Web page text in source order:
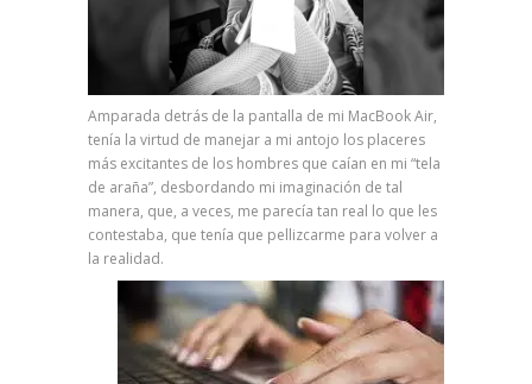
Amparada detrás de la pantalla de mi MacBook Air,
tenía la virtud de manejar a mi antojo los placeres
más excitantes de los hombres que caían en mi “tela
de araña”, desbordando mi imaginación de tal
manera, que, a veces, me parecía tan real lo que les
contestaba, que tenía que pellizcarme para volver a
la realidad.